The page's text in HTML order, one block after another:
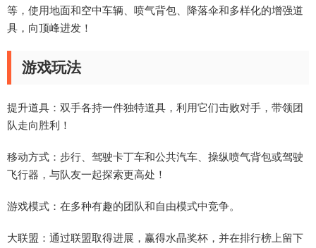
等，使用地面和空中车辆、喷气背包、降落伞和多样化的增强道
具，向顶峰进发！
游戏玩法
提升道具：双手各持一件独特道具，利用它们击败对手，带领团
队走向胜利！
移动方式：步行、驾驶卡丁车和公共汽车、操纵喷气背包或驾驶
飞行器，与队友一起探索更高处！
游戏模式：在多种有趣的团队和自由模式中竞争。
大联盟：通过联盟取得进展，赢得水晶奖杯，并在排行榜上留下